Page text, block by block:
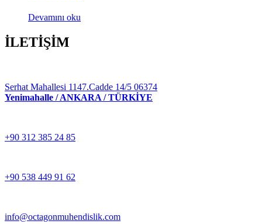
Devamını oku
İLETİŞİM
Serhat Mahallesi 1147.Cadde 14/5 06374
Yenimahalle / ANKARA / TÜRKİYE
+90 312 385 24 85
+90 538 449 91 62
info@octagonmuhendislik.com